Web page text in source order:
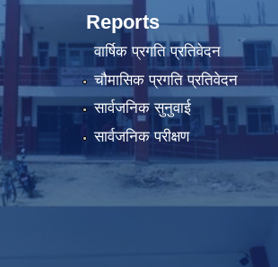
Reports
वार्षिक प्रगति प्रतिवेदन
चौमासिक प्रगति प्रतिवेदन
सार्वजनिक सुनुवाई
सार्वजनिक परीक्षण